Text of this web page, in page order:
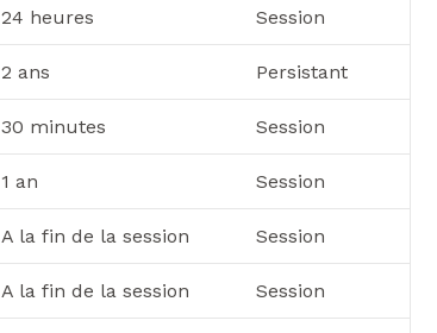
24 heures Session
2 ans Persistant
30 minutes Session
1 an Session
A la fin de la session Session
A la fin de la session Session